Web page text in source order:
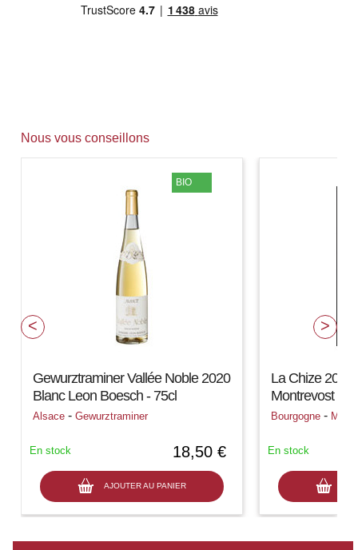
Nous vous conseillons
Gewurztraminer Vallée Noble 2020
Blanc Leon Boesch - 75cl
Alsace -Gewurztraminer
18,50 €
AJOUTER AU PANIER
En stock
BIO
La Chize
Montrevost -
Bourgogne -
En stock